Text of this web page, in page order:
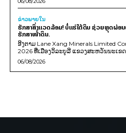
ຂ່າວພາຍ​ໃນ
ຮັກສາສິ່ງແວດລ້ອມ! ບໍ່ແຮ່ໃຕ້ດິນ ຊ່ວຍຫຼຸດຜ່ອ
ຮັກສາໜ້າດິນ.
ອີງຕາມ Lane Xang Minerals Limited
2026 ທີ່ເມືອງວິລະບູລີ ແຂວງສະຫວັນນະເຂ
06/08/2026